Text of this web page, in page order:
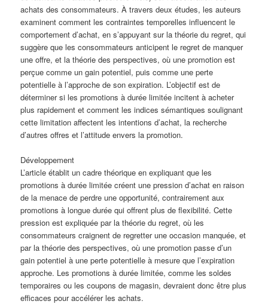
achats des consommateurs. À travers deux études, les auteurs
examinent comment les contraintes temporelles influencent le
comportement d’achat, en s’appuyant sur la théorie du regret, qui
suggère que les consommateurs anticipent le regret de manquer
une offre, et la théorie des perspectives, où une promotion est
perçue comme un gain potentiel, puis comme une perte
potentielle à l’approche de son expiration. L’objectif est de
déterminer si les promotions à durée limitée incitent à acheter
plus rapidement et comment les indices sémantiques soulignant
cette limitation affectent les intentions d’achat, la recherche
d’autres offres et l’attitude envers la promotion.
Développement
L’article établit un cadre théorique en expliquant que les
promotions à durée limitée créent une pression d’achat en raison
de la menace de perdre une opportunité, contrairement aux
promotions à longue durée qui offrent plus de flexibilité. Cette
pression est expliquée par la théorie du regret, où les
consommateurs craignent de regretter une occasion manquée, et
par la théorie des perspectives, où une promotion passe d’un
gain potentiel à une perte potentielle à mesure que l’expiration
approche. Les promotions à durée limitée, comme les soldes
temporaires ou les coupons de magasin, devraient donc être plus
efficaces pour accélérer les achats.